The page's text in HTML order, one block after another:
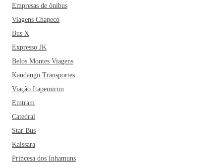
Empresas de ônibus
Viagens Chapecó
Bus X
Expresso JK
Belos Montes Viagens
Kandango Transportes
Viação Itapemirim
Emtram
Catedral
Star Bus
Kaissara
Princesa dos Inhamuns